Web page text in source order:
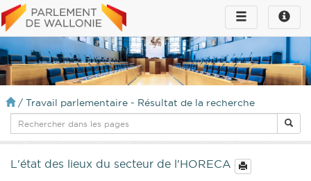
Toggle
infos
Toggle
navigation
/ Travail parlementaire - Résultat de la recherche
L'état des lieux du secteur de l'HORECA